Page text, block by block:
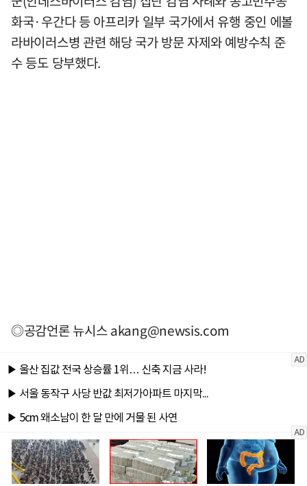
화국·우간다 등 아프리카 일부 국가에서 유행 중인 에볼
라바이러스병 관련 해당 국가 방문 자제와 예방수칙 준
수 등도 당부했다.
◎공감언론 뉴시스akang@newsis.com